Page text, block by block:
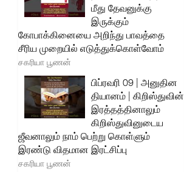
மீது தேவனுக்கு
இருக்கும்
கோபாக்கினையை அறிந்து பாவத்தை
சீரிய முறையில் எடுத்துக்கொள்வோம்
சகரியா பூணன்
பிப்ரவரி 09 | அனுதின
தியானம் | கிறிஸ்துவின்
இரத்தத்தினாலும்
கிறிஸ்துவினுடைய
ஜீவனாலும் நாம் பெற்று கொள்ளும்
இரண்டு விதமான இரட்சிப்பு
சகரியா பூணன்